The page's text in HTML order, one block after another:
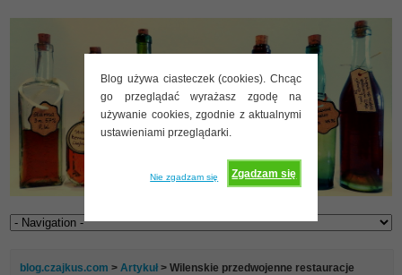
Blog używa ciasteczek (cookies). Chcąc
go przeglądać wyrażasz zgodę na
używanie cookies, zgodnie z aktualnymi
ustawieniami przeglądarki.
Zgadzam się
Nie zgadzam się
blog.czajkus.com > Artykuł > Wilenskie przedwojenne restauracje